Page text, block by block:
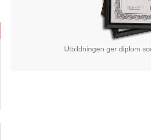
Utbildningen ger diplom